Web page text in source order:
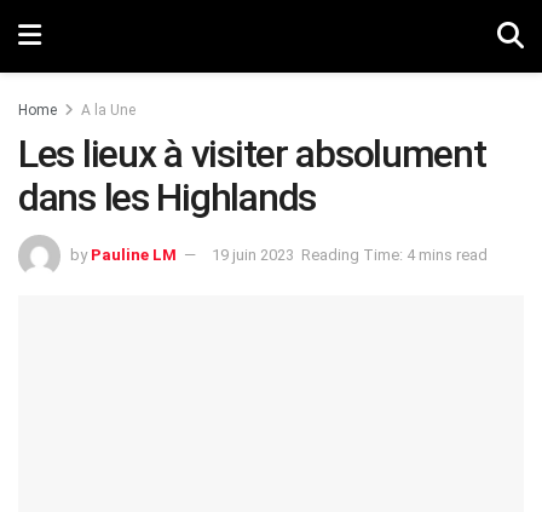
Home A la Une
Les lieux à visiter absolument
dans les Highlands
by Pauline LM 19 juin 2023 Reading Time: 4 mins read